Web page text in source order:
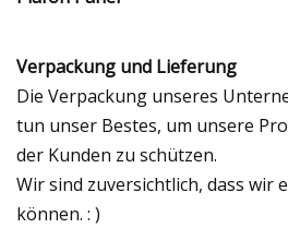
Verpackung und Lieferung
Die Verpackung unseres
tun unser Bestes, um unsere
der Kunden zu schützen.
Wir sind zuversichtlich, dass wir
können. : )